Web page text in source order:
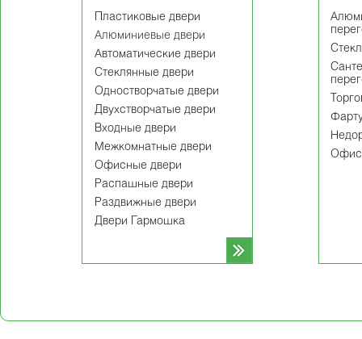
Пластиковые двери
Алюминиевые двери
Автоматические двери
Стеклянные двери
Одностворчатые двери
Двухстворчатые двери
Входные двери
Межкомнатные двери
Офисные двери
Распашные двери
Раздвижные двери
Двери Гармошка